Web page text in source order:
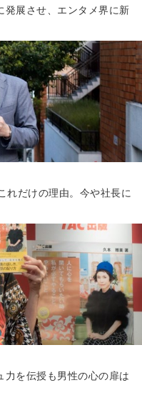
発展させ、エンタメ界に新
れだけの理由。今や社長に
力を伝授も男性の心の扉は